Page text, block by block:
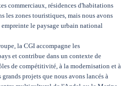
commerciaux, résidences d'habitations
les zones touristiques, mais nous avons
le paysage urbain national
la CGI accompagne les
et contribue dans un contexte de
de compétitivité, à la modernisation et à
projets que nous avons lancés à